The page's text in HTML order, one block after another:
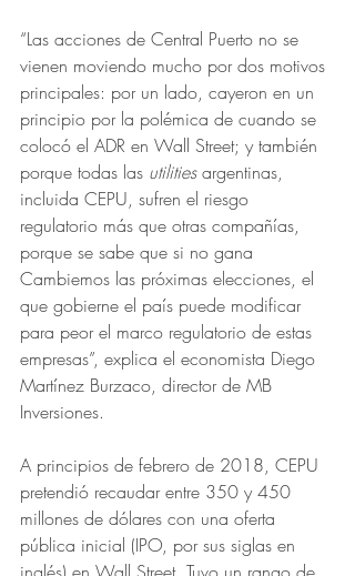
“Las acciones de Central Puerto no se
vienen moviendo mucho por dos motivos
principales: por un lado, cayeron en un
principio por la polémica de cuando se
colocó el ADR en Wall Street; y también
porque todas las utilities argentinas,
incluida CEPU, sufren el riesgo
regulatorio más que otras compañías,
porque se sabe que si no gana
Cambiemos las próximas elecciones, el
que gobierne el país puede modificar
para peor el marco regulatorio de estas
empresas”, explica el economista Diego
Martínez Burzaco, director de MB
Inversiones.
A principios de febrero de 2018, CEPU
pretendió recaudar entre 350 y 450
millones de dólares con una oferta
pública inicial (IPO, por sus siglas en